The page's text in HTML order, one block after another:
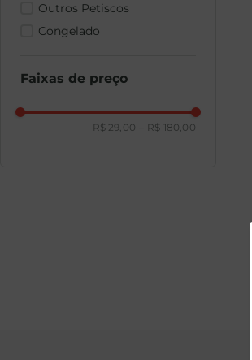
Outros Petiscos
Congelado
Faixas de preço
R$ 29,00 R$ 180,00